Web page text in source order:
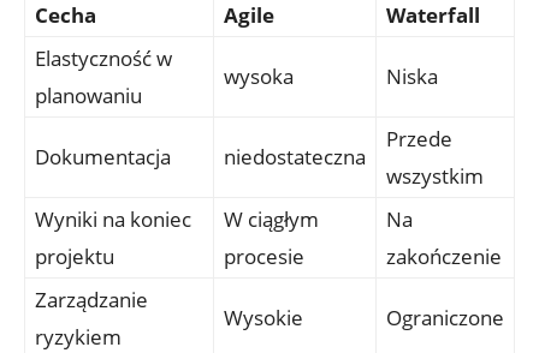
Cecha Agile
Waterfall
Elastyczność w
planowaniu
wysoka Niska
Dokumentacja niedostateczna
Przede
wszystkim
Wyniki na koniec
projektu
W ciągłym
procesie
Na
zakończenie
Zarządzanie
ryzykiem
Wysokie Ograniczone